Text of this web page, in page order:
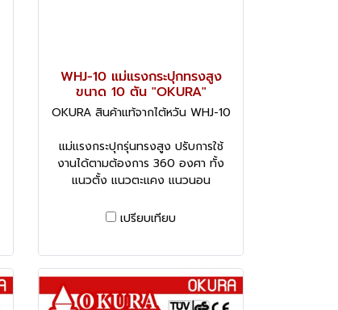
WHJ-10 แม่แรงกระปุกทรงสูง
ขนาด 10 ตัน "OKURA"
OKURA สินค้าแท้จากไต้หวัน WHJ-10
แม่แรงกระปุกรุ่นทรงสูง ปรับการใช้
งานได้ตามต้องการ 360 องศา ทั้ง
แนวตั้ง แนวตะแคง แนวนอน
เปรียบเทียบ